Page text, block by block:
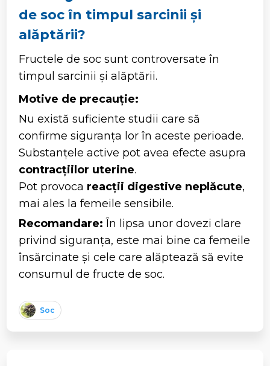
de soc în timpul sarcinii și
alăptării?
Fructele de soc sunt controversate în
timpul sarcinii și alăptării.
Motive de precauție:
Nu există suficiente studii care să
confirme siguranța lor în aceste perioade.
Substanțele active pot avea efecte asupra
contracțiilor uterine.
Pot provoca reacții digestive neplăcute,
mai ales la femeile sensibile.
Recomandare: În lipsa unor dovezi clare
privind siguranța, este mai bine ca femeile
însărcinate și cele care alăptează să evite
consumul de fructe de soc.
Soc